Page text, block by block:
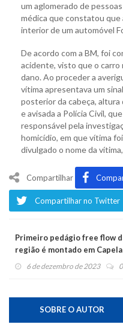
um aglomerado de
médica que constatou que
interior de um automóvel
De acordo com a BM, foi
acidente, visto que o
dano. Ao proceder a
vítima apresentava um
posterior da cabeça, altura
e avisada a Polícia Civil,
responsável pela
homicídio, em que vítima
divulgado o nome da
Compartilhar
Compartilhar no Twitter
Primeiro pedágio free flow
região é montado em Capela
de Santana e inicia obra de
6 de dezembro de 2023 0
SOBRE O AUTOR